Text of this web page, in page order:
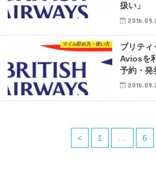
扱い」
マイル貯め方・使い方
ブリティ
Aviosを
予約・発
< 1 … 6